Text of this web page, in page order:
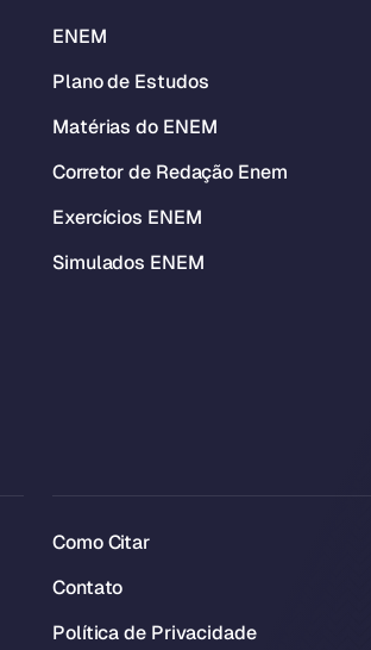
ENEM
Plano de Estudos
Matérias do ENEM
Corretor de Redação Enem
Exercícios ENEM
Simulados ENEM
Como Citar
Contato
Política de Privacidade